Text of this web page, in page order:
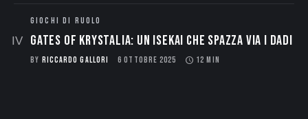
GIOCHI DI RUOLO
Gates of Krystalia: Un Isekai che spazza via i dadi
BY RICCARDO GALLORI 6 OTTOBRE 2025 12 MIN